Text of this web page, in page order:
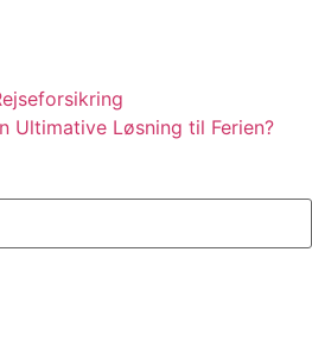
Ultimative Løsning til Ferien?